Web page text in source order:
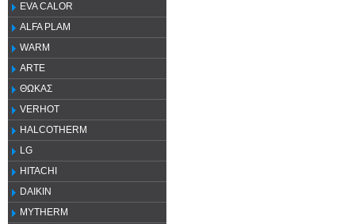
EVA CALOR
ALFA PLAM
WARM
ARTE
ΘΩΚΑΣ
VERHOT
HALCOTHERM
LG
HITACHI
DAIKIN
MYTHERM